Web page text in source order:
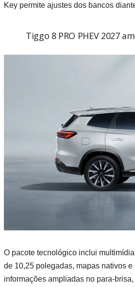
Key permite ajustes dos bancos
Tiggo 8 PRO PHEV 2027
O pacote tecnológico inclui
de 10,25 polegadas, mapas nativos
informações ampliadas no para-